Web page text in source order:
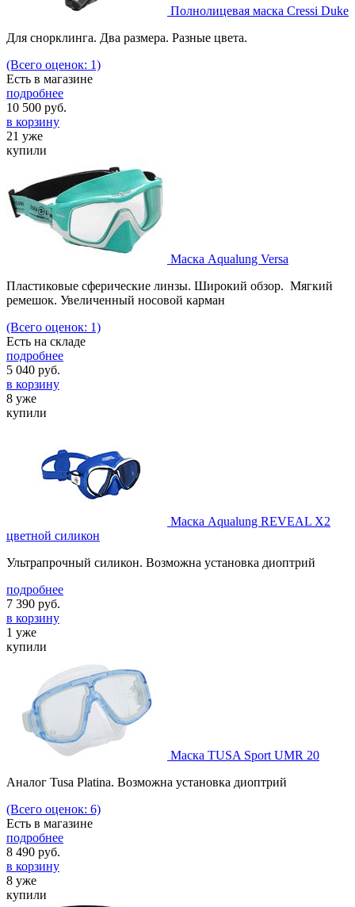
Полнолицевая маска Cressi Duke
Для снорклинга. Два размера. Разные цвета.
(Всего оценок: 1)
Есть в магазине
подробнее
10 500 руб.
в корзину
21 уже
купили
Маска Aqualung Versa
Пластиковые сферические линзы. Широкий обзор. Мягкий
ремешок. Увеличенный носовой карман
(Всего оценок: 1)
Есть на складе
подробнее
5 040 руб.
в корзину
8 уже
купили
Маска Aqualung REVEAL X2
цветной силикон
Ультрапрочный силикон. Возможна установка диоптрий
подробнее
7 390 руб.
в корзину
1 уже
купили
Маска TUSA Sport UMR 20
Аналог Tusa Platina. Возможна установка диоптрий
(Всего оценок: 6)
Есть в магазине
подробнее
8 490 руб.
в корзину
8 уже
купили